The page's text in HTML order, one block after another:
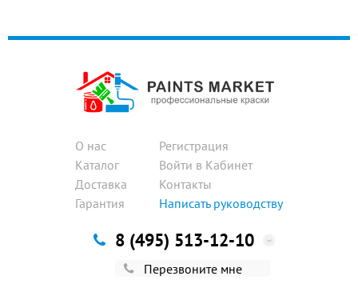
О нас
Каталог
Доставка
Гарантия
Регистрация
Войти в Кабинет
Контакты
Написать руководству
8 (495) 513-12-10
Перезвоните мне